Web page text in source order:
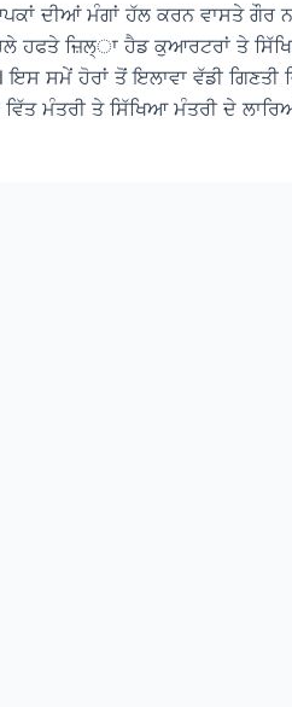
ਦੀਆਂ ਮੰਗਾਂ ਹੱਲ ਕਰਨ ਵਾਸਤੇ ਗੌਰ
ਹਫਤੇ ਜ਼ਿਲ੍ਾ ਹੈਡ ਕੁਆਰਟਰਾਂ ਤੇ
ਸਮੇਂ ਹੋਰਾਂ ਤੋਂ ਇਲਾਵਾ ਵੱਡੀ
ਮੰਤਰੀ ਤੇ ਸਿੱਖਿਆ ਮੰਤਰੀ ਦੇ